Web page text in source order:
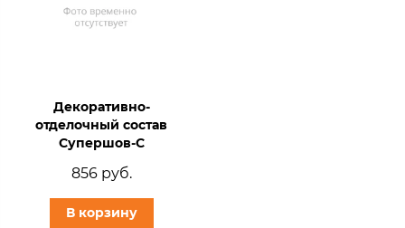
Декоративно-
отделочный состав
Супершов-С
856 руб.
В корзину